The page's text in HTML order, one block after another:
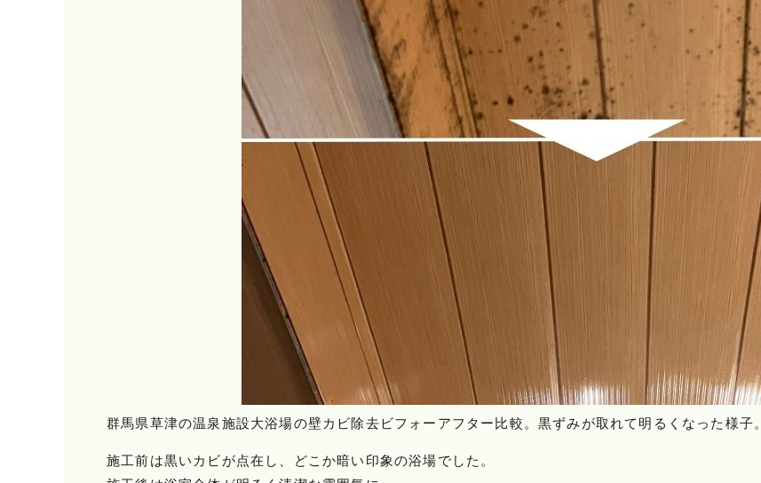
群馬県草津の温泉施設大浴場の壁カビ除去ビフォーアフター比較。黒ずみが取れて明るくなった様子。
施工前は黒いカビが点在し、どこか暗い印象の浴場でした。